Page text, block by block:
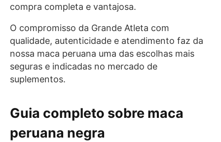
compra completa e vantajosa.
O compromisso da Grande Atleta com
qualidade, autenticidade e atendimento faz da
nossa maca peruana uma das escolhas mais
seguras e indicadas no mercado de
suplementos.
Guia completo sobre maca
peruana negra